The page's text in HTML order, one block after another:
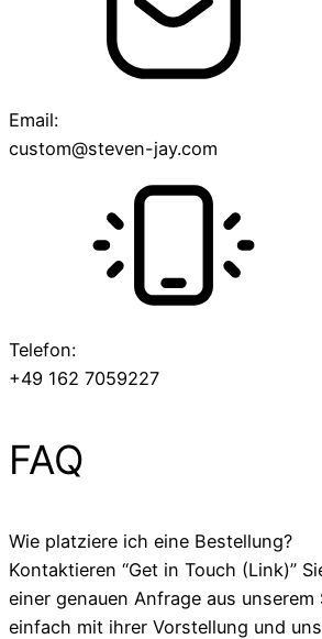
Email:
custom@steven-jay.com
Telefon:
+49 162 7059227
FAQ
Wie platziere ich eine Bestellung?
Kontaktieren “Get in Touch (Link)”
einer genauen Anfrage aus
einfach mit ihrer Vorstellung und